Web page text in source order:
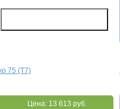
75 (Т7)
Цена: 13 613 руб.